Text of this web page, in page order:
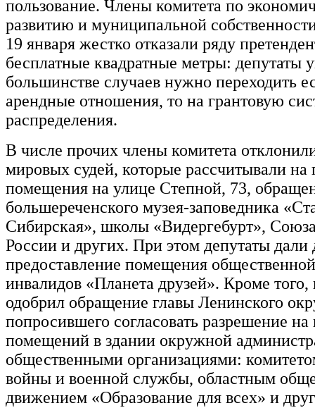
пользование. Члены комитета по
развитию и муниципальной
19 января жестко отказали ряду
бесплатные квадратные метры: депутаты
большинстве случаев нужно переходить
арендные отношения, то на грантовую
распределения.
В числе прочих члены комитета
мировых судей, которые рассчитывали на
помещения на улице Степной, 73,
большереченского музея-заповедника
Сибирская», школы «Видергебурт»,
России и других. При этом депутаты дали
предоставление помещения
инвалидов «Планета друзей». Кроме того,
одобрил обращение главы Ленинского
попросившего согласовать разрешение на
помещений в здании окружной
общественными организациями:
войны и военной службы, областным
движением «Образование для всех» и